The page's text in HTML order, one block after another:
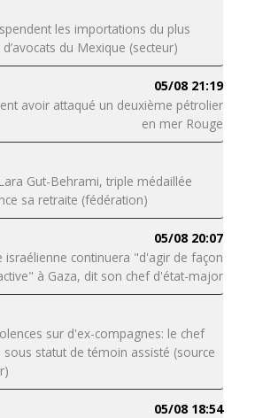
les importations du plus
du Mexique (secteur)
05/08 21:19
avoir attaqué un deuxième pétrolier
en mer Rouge
Gut-Behrami, triple médaillée
sa retraite (fédération)
05/08 20:07
israélienne continuera "d'agir de façon
à Gaza, dit son chef d'état-major
sur d'ex-compagnes: le chef
sous statut de témoin assisté (source
05/08 18:54